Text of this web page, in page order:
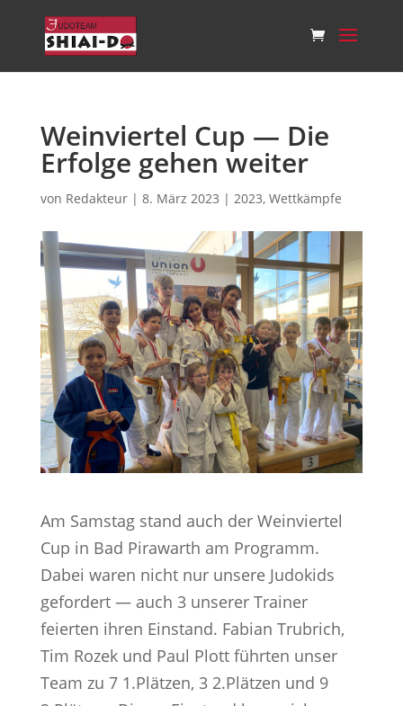
Weinviertel Cup — Die
Erfolge gehen weiter
von Redakteur| 8. März 2023 | 2023, Wettkämpfe
Am Samstag stand auch der Weinviertel
Cup in Bad Pirawarth am Programm.
Dabei waren nicht nur unsere Judokids
gefordert — auch 3 unserer Trainer
feierten ihren Einstand. Fabian Trubrich,
Tim Rozek und Paul Plott führten unser
Team zu 7 1.Plätzen, 3 2.Plätzen und 9